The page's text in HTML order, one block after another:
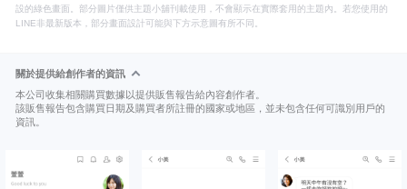
設的綠色畫面。部分圖片僅供主題小舖刊載使用，不會顯示在實際套用的主題內。若您使用的
LINE非最新版本，部分畫面設計可能與下方示意圖有所不同。
關於提供給創作者的資訊
本公司收集相關購買數據以提供販售報告給內容創作者。
該販售報告包含購買日期及購買者所註冊的國家或地區，並未包含任何可識別用戶的
資訊。